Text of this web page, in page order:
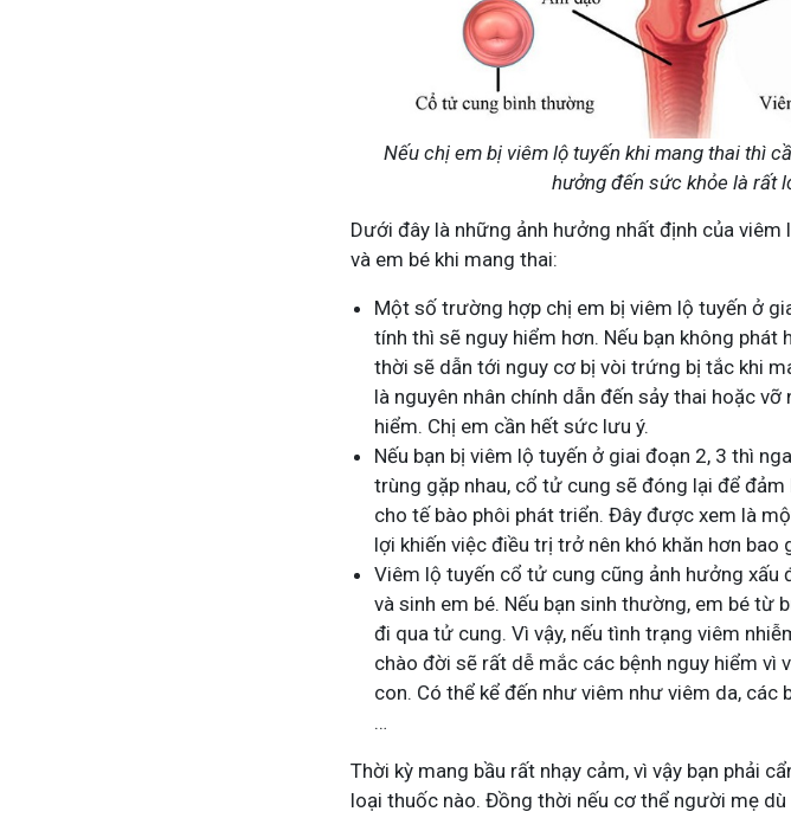
Nếu chị em bị viêm lộ tuyến khi mang thai thì
hưởng đến sức khỏe là rất
Dưới đây là những ảnh hưởng nhất định của viêm
và em bé khi mang thai:
Một số trường hợp chị em bị viêm lộ tuyến ở
tính thì sẽ nguy hiểm hơn. Nếu bạn không phát
thời sẽ dẫn tới nguy cơ bị vòi trứng bị tắc khi
là nguyên nhân chính dẫn đến sảy thai hoặc
hiểm. Chị em cần hết sức lưu ý.
Nếu bạn bị viêm lộ tuyến ở giai đoạn 2, 3 thì
trùng gặp nhau, cổ tử cung sẽ đóng lại để
cho tế bào phôi phát triển. Đây được xem là
lợi khiến việc điều trị trở nên khó khăn hơn bao
Viêm lộ tuyến cổ tử cung cũng ảnh hưởng xấu
và sinh em bé. Nếu bạn sinh thường, em bé từ
đi qua tử cung. Vì vậy, nếu tình trạng viêm
chào đời sẽ rất dễ mắc các bệnh nguy hiểm vì
con. Có thể kể đến như viêm như viêm da, các
…
Thời kỳ mang bầu rất nhạy cảm, vì vậy bạn phải
loại thuốc nào. Đồng thời nếu cơ thể người mẹ dù